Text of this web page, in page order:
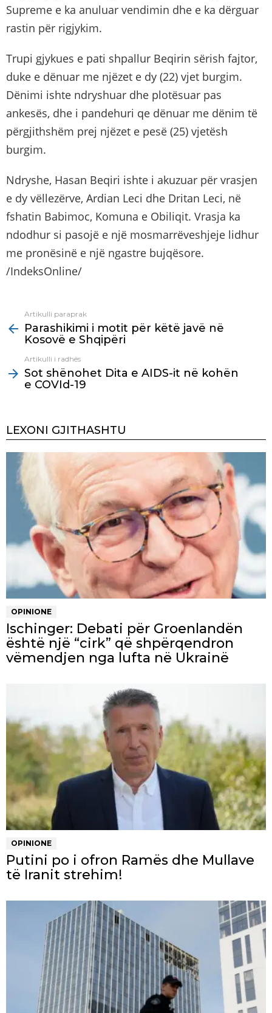
Supreme e ka anuluar vendimin dhe e ka dërguar
rastin për rigjykim.
Trupi gjykues e pati shpallur Beqirin sërish fajtor,
duke e dënuar me njëzet e dy (22) vjet burgim.
Dënimi ishte ndryshuar dhe plotësuar pas
ankesës, dhe i pandehuri qe dënuar me dënim të
përgjithshëm prej njëzet e pesë (25) vjetësh
burgim.
Ndryshe, Hasan Beqiri ishte i akuzuar për vrasjen
e dy vëllezërve, Ardian Leci dhe Dritan Leci, në
fshatin Babimoc, Komuna e Obiliqit. Vrasja ka
ndodhur si pasojë e një mosmarrëveshjeje lidhur
me pronësinë e një ngastre bujqësore.
/IndeksOnline/
more
Artikulli paraprak
Parashikimi i motit për këtë javë në
Kosovë e Shqipëri
Artikulli i radhës
Sot shënohet Dita e AIDS-it në kohën
e COVId-19
LEXONI GJITHASHTU
OPINIONE
Ischinger: Debati për Groenlandën
është një “cirk” që shpërqendron
vëmendjen nga lufta në Ukrainë
OPINIONE
Putini po i ofron Ramës dhe Mullave
të Iranit strehim!